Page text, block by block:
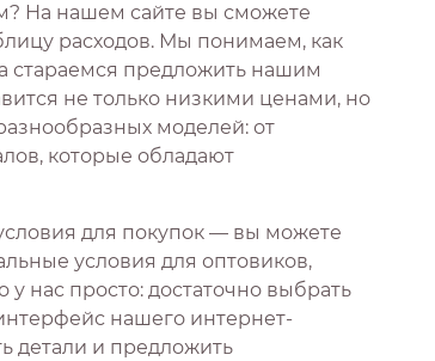
На нашем сайте вы сможете
расходов. Мы понимаем, как
стараемся предложить нашим
не только низкими ценами, но
моделей: от
которые обладают
для покупок — вы можете
условия для оптовиков,
нас просто: достаточно выбрать
нашего интернет-
детали и предложить